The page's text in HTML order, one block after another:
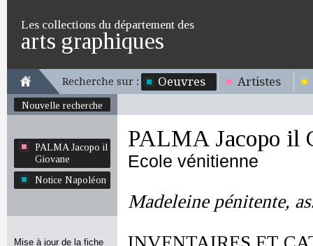
Les collections du département des
arts graphiques
Recherche sur : Oeuvres Artistes
Nouvelle recherche
PALMA Jacopo il
Giovane
Notice Napoléon
Mise à jour de la fiche
PALMA Jacopo il
Ecole vénitienne
Madeleine pénitente,